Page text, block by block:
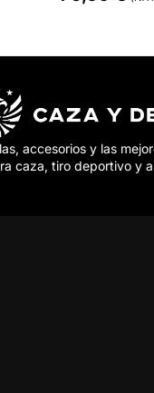
accesorios y las
caza, tiro deportivo y